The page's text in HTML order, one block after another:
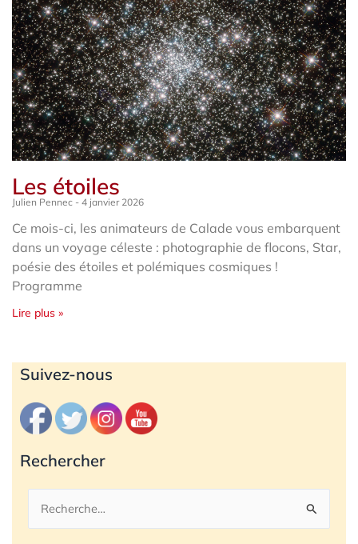
Les étoiles
Julien Pennec 4 janvier 2026
Ce mois-ci, les animateurs de Calade vous embarquent
dans un voyage céleste : photographie de flocons, Star,
poésie des étoiles et polémiques cosmiques !
Programme
Lire plus »
Suivez-nous
Rechercher
Rechercher :
Archives